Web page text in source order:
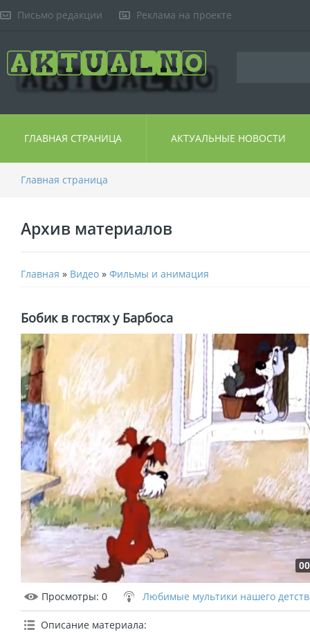
Письмо редакции Реклама на проекте
ГЛАВНАЯ СТРАНИЦА АКТУАЛЬНЫЕ НОВОСТИ
Главная страница
Архив материалов
Главная » Видео » Фильмы и анимация
Бобик в гостях у Барбоса
Просмотры: 0 Любимые мультики нашего
Описание материала: